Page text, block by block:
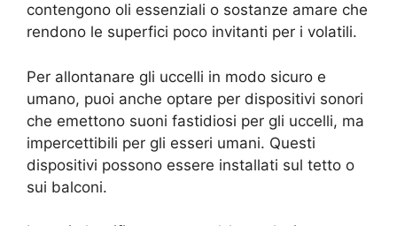
contengono oli essenziali o sostanze amare che
rendono le superfici poco invitanti per i volatili.
Per allontanare gli uccelli in modo sicuro e
umano, puoi anche optare per dispositivi sonori
che emettono suoni fastidiosi per gli uccelli, ma
impercettibili per gli esseri umani. Questi
dispositivi possono essere installati sul tetto o
sui balconi.